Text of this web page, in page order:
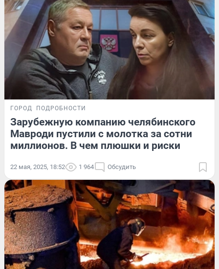
ГОРОД ПОДРОБНОСТИ
Зарубежную компанию челябинского
Мавроди пустили с молотка за сотни
миллионов. В чем плюшки и риски
22 мая, 2025, 18:52 1 964 Обсудить